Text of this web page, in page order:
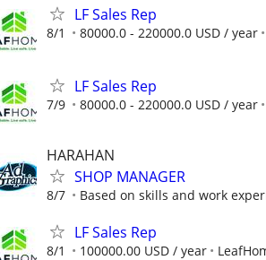
LF Sales Rep
8/1 80000.0 - 220000.0 USD / year
LF Sales Rep
7/9 80000.0 - 220000.0 USD / year
HARAHAN
SHOP MANAGER
8/7 Based on skills and work
LF Sales Rep
8/1 100000.00 USD / year